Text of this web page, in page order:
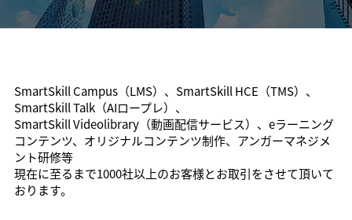
SmartSkill Campus（LMS）、SmartSkill HCE（TMS）、
SmartSkill Talk（AIロープレ）、
SmartSkill Videolibrary（動画配信サービス）、eラーニング
コンテンツ、オリジナルコンテンツ制作、アンガーマネジメ
ント研修等
現在に至るまで1000社以上のお客様とお取引をさせて頂いて
おります。